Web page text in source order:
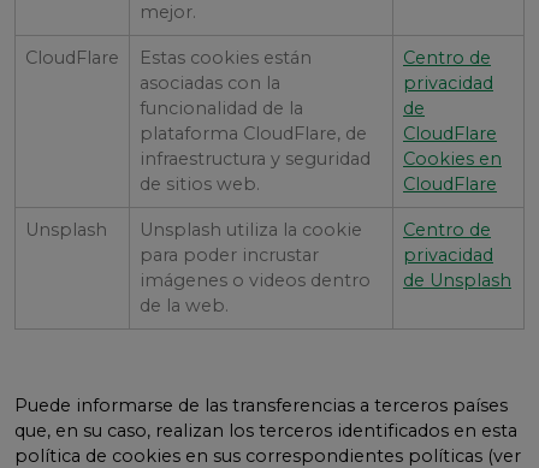
mejor.
CloudFlare
Estas cookies están
asociadas con la
funcionalidad de la
plataforma CloudFlare, de
infraestructura y seguridad
de sitios web.
Centro de
privacidad
de
CloudFlare
Cookies en
CloudFlare
Unsplash
Unsplash utiliza la cookie
para poder incrustar
imágenes o videos dentro
de la web.
Centro de
privacidad
de Unsplash
Puede informarse de las transferencias a terceros países
que, en su caso, realizan los terceros identificados en esta
política de cookies en sus correspondientes políticas (ver